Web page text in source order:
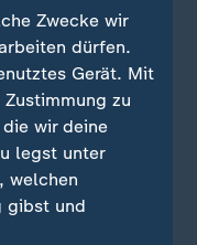
Zwecke wir
dürfen.
Gerät. Mit
zu
wir deine
legst unter
welchen
gibst und